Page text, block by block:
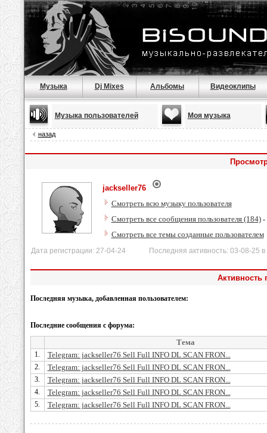
Музыка Dj Mixes Альбомы Видеоклипы
Музыка пользователей Моя музыка
назад
jackseller76
Смотреть всю музыку пользователя
Смотреть все сообщения пользователя (184)-
Смотреть все темы созданные пользователем
Дата регистрации: 27-04-24 Последняя активность: 03-08-25 в
Активность
Последняя музыка, добавленная пользователем:
Последние сообщения с форума:
Тема
1. Telegram: jackseller76 Sell Full INFO DL SCAN FRON...
2. Telegram: jackseller76 Sell Full INFO DL SCAN FRON...
3. Telegram: jackseller76 Sell Full INFO DL SCAN FRON...
4. Telegram: jackseller76 Sell Full INFO DL SCAN FRON...
5. Telegram: jackseller76 Sell Full INFO DL SCAN FRON...